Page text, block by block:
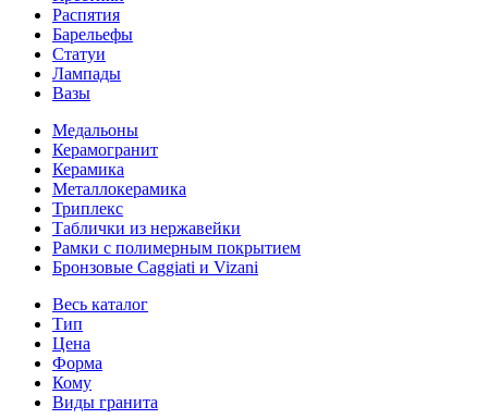
Распятия
Барельефы
Статуи
Лампады
Вазы
Медальоны
Керамогранит
Керамика
Металлокерамика
Триплекс
Таблички из нержавейки
Рамки с полимерным покрытием
Бронзовые Caggiati и Vizani
Весь каталог
Тип
Цена
Форма
Кому
Виды гранита